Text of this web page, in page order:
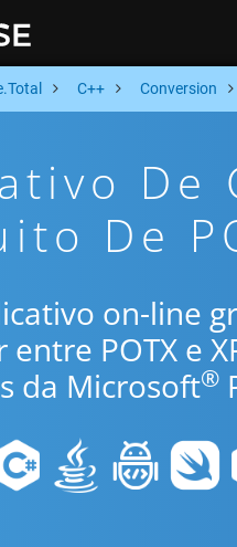
C++ Conversion
De
De
on-line
entre POTX e
da Microsoft®